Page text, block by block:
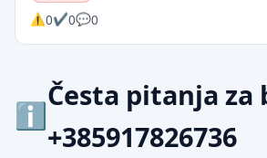
0 0 0
Česta pitanja za
+385917826736